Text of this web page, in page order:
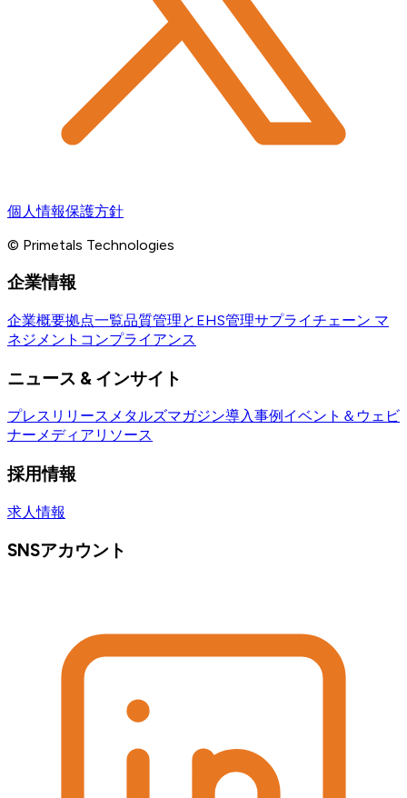
個人情報保護方針
© Primetals Technologies
企業情報
企業概要拠点一覧品質管理とEHS管理サプライチェーン マ
ネジメント コンプライアンス
ニュース & インサイト
プレスリリース メタルズマガジン導入事例 イベント＆ウェビ
ナーメディアリソース
採用情報
求人情報
SNSアカウント